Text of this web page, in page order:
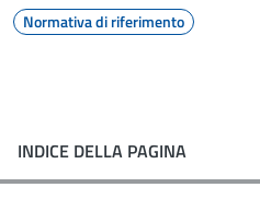
Normativa di riferimento
INDICE DELLA PAGINA